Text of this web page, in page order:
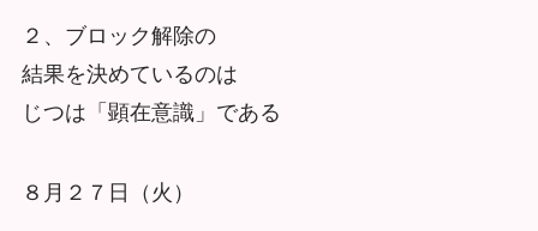
２、ブロック解除の
結果を決めているのは
じつは「顕在意識」である
８月２７日（火）